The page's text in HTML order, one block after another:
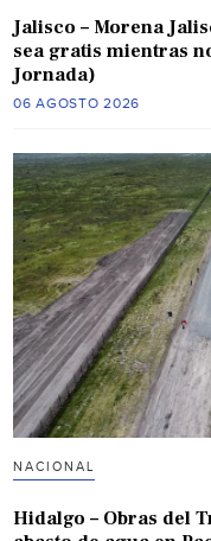
Jalisco – Morena
sea gratis mientras
Jornada)
06 AGOSTO 2026
NACIONAL
Hidalgo – Obras del